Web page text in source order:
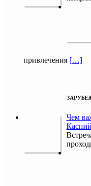
привлечения […]
Чем